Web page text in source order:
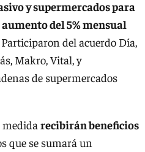
y supermercados para
del 5% mensual
del acuerdo Día,
Makro, Vital, y
de supermercados
recibirán beneficios
que se sumará un